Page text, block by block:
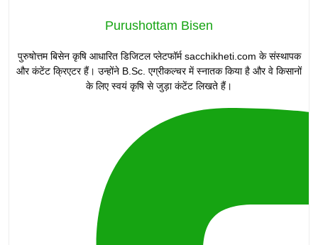
Purushottam Bisen
पुरुषोत्तम बिसेन कृषि आधारित डिजिटल प्लेटफॉर्म sacchikheti.com के संस्थापक
और कंटेंट क्रिएटर हैं। उन्होंने B.Sc. एग्रीकल्चर में स्नातक किया है और वे किसानों
के लिए स्वयं कृषि से जुड़ा कंटेंट लिखते हैं।